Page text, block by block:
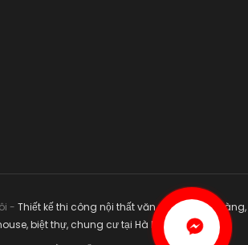
- Thiết kế thi công nội thất văn phòng, nhà hàng,
biệt thự, chung cư tại Hà Nội